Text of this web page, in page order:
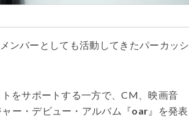
ンバーとしても活動してきたパーカッシ
をサポートする一方で、CM、映画音
ー・デビュー・アルバム『oar 』を発表